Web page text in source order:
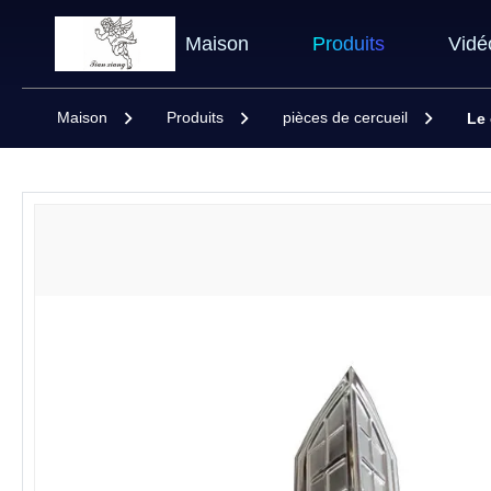
Maison Produits
Maison Produits pièces de cercueil Le